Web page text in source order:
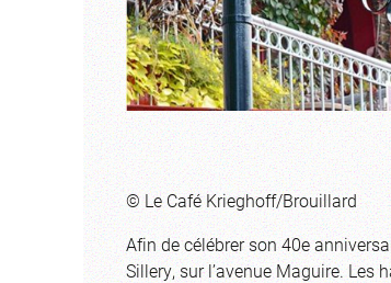
© Le Café Krieghoff/Brouillard
Afin de célébrer son 40e
Sillery, sur l’avenue Maguire. Les